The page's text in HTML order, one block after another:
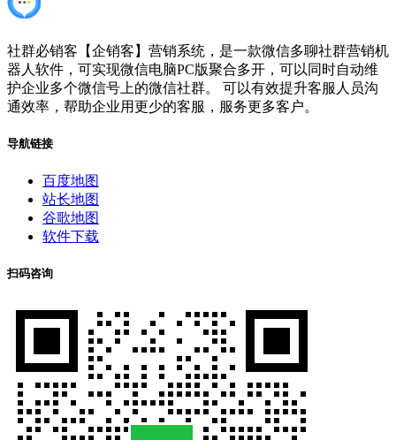
社群必销客【企销客】营销系统，是一款微信多聊社群营销机
器人软件，可实现微信电脑PC版聚合多开，可以同时自动维
护企业多个微信号上的微信社群。 可以有效提升客服人员沟
通效率，帮助企业用更少的客服，服务更多客户。
导航链接
百度地图
站长地图
谷歌地图
软件下载
扫码咨询